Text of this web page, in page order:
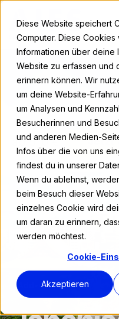
Diese Website speichert
Computer. Diese
Informationen über deine
Website zu erfassen und
erinnern können. Wir
um deine Website-
um Analysen und
Besucherinnen und
und anderen Medien-
Infos über die von uns
findest du in unserer
Wenn du ablehnst,
beim Besuch dieser
einzelnes Cookie wird
um daran zu erinnern,
werden möchtest.
Cookie-
Akzeptieren
ab 510 € Jetzt
Add-Ons